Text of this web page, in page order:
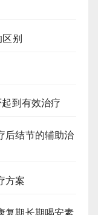
别
到有效治疗
后结节的辅助治
方案
复期长期喝安素